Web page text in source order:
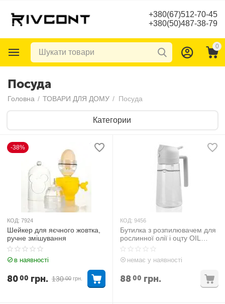
+380(67)512-70-45
+380(50)487-38-79
0
Посуда
Головна / ТОВАРИ ДЛЯ ДОМУ / Посуда
Категории
-38%
КОД: 7924
Шейкер для яєчного жовтка,
ручне змішування
в наявності
130 00 грн.
8000 грн.
КОД: 9456
Бутилка з розпилювачем для
рослинної олії і оцту OIL
Bottle
немає у наявності
8800 грн.